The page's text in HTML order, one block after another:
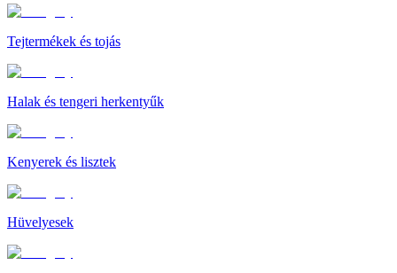
Tejtermékek és tojás
Halak és tengeri herkentyűk
Kenyerek és lisztek
Hüvelyesek